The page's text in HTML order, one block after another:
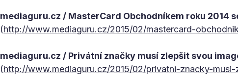
mediaguru.cz / MasterCard Obchodníkem roku 2014
(http://www.mediaguru.cz/2015/02/mastercard-
mediaguru.cz / Privátní značky musí zlepšit svou
(http://www.mediaguru.cz/2015/02/privatni-znacky-